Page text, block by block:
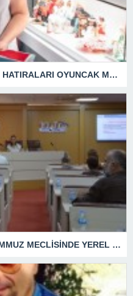
KUŞADASI’NDA ÇOCUKLUĞUN HATIRALARI OYUNCAK MÜZESİNDE HAYAT BULACAK
KUŞADASI TİCARET ODASI TEMMUZ MECLİSİNDE YEREL İŞLETMELERE ANLAMLI DESTEK